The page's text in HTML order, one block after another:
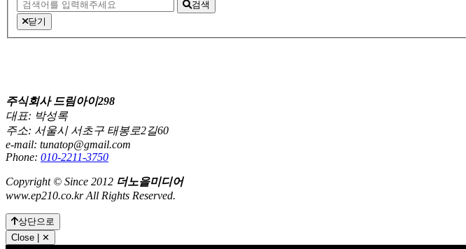
검색
닫기
주식회사 드림아이298
대표: 박성록
주소: 서울시 서초구 태봉로2길60
e-mail: tunatop@gmail.com
Phone: 010-2211-3750
Copyright © Since 2012 더노을미디어
www.ep210.co.kr All Rights Reserved.
상단으로
Close | ✕